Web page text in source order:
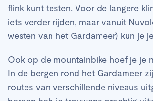
flink kunt testen. Voor de langere
iets verder rijden, maar vanuit
westen van het Gardameer) kun je
Ook op de mountainbike hoef je je
In de bergen rond het Gardameer
routes van verschillende niveaus